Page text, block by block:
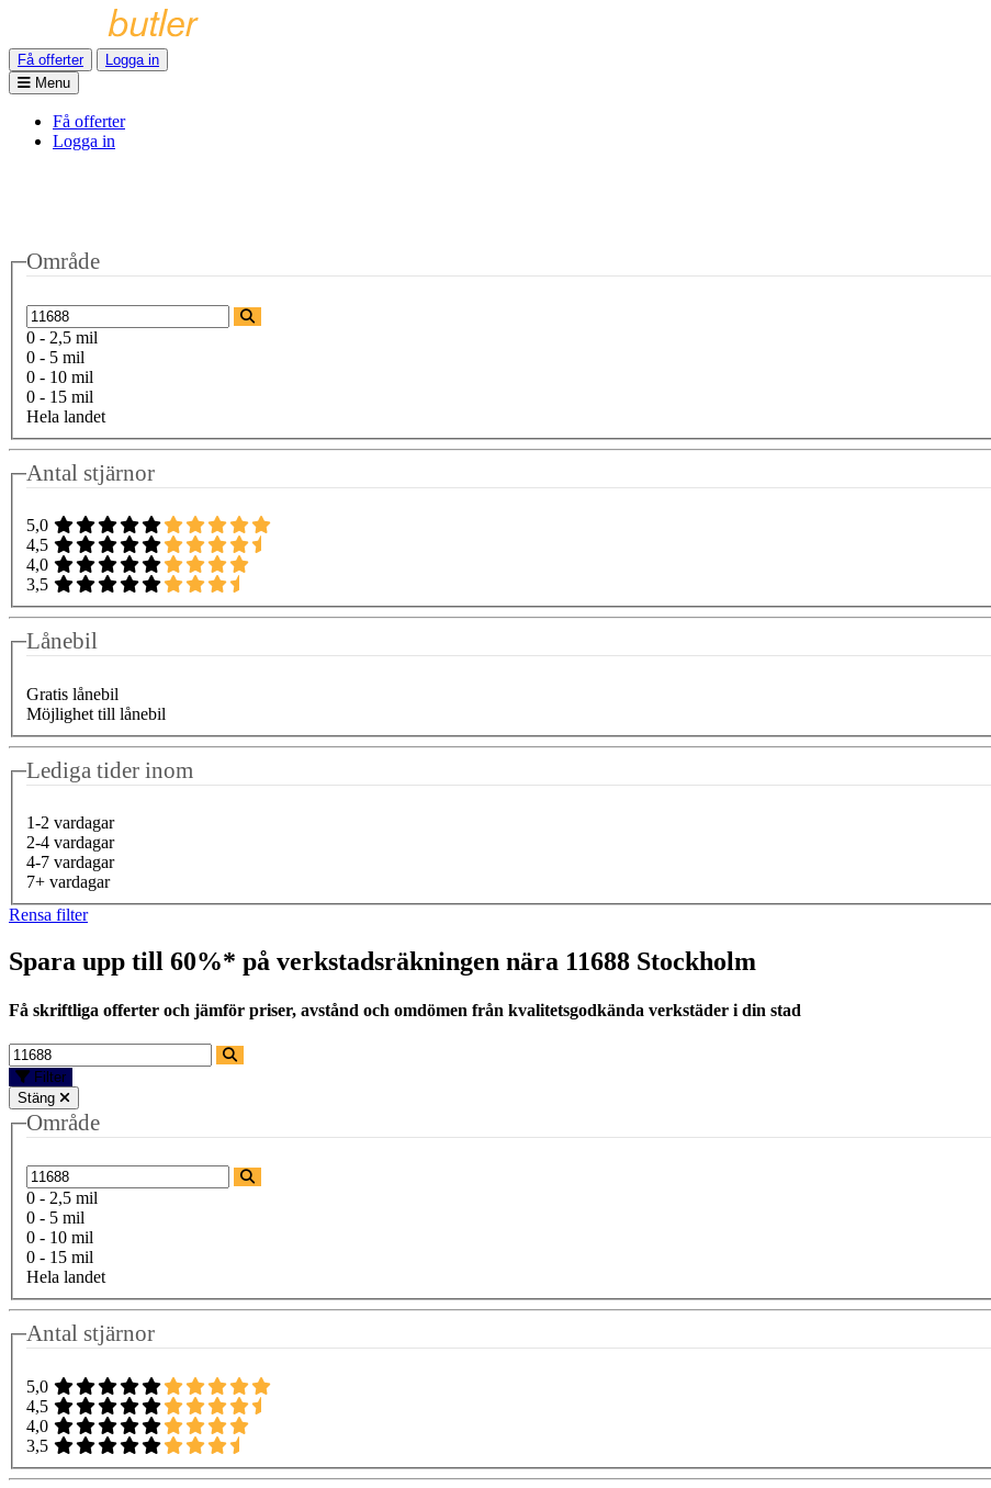
Få offerter
Logga in
Menu
Få offerter
Logga in
Område
0 - 2,5 mil
0 - 5 mil
0 - 10 mil
0 - 15 mil
Hela landet
Antal stjärnor
5,0
4,5
4,0
3,5
Lånebil
Gratis lånebil
Möjlighet till lånebil
Lediga tider inom
1-2 vardagar
2-4 vardagar
4-7 vardagar
7+ vardagar
Rensa filter
Spara upp till 60%* på verkstadsräkningen nära 11688 Stockholm
Få skriftliga offerter och jämför priser, avstånd och omdömen från kvalitetsgodkända verkstäder i din stad
Filter
Stäng
Område
0 - 2,5 mil
0 - 5 mil
0 - 10 mil
0 - 15 mil
Hela landet
Antal stjärnor
5,0
4,5
4,0
3,5